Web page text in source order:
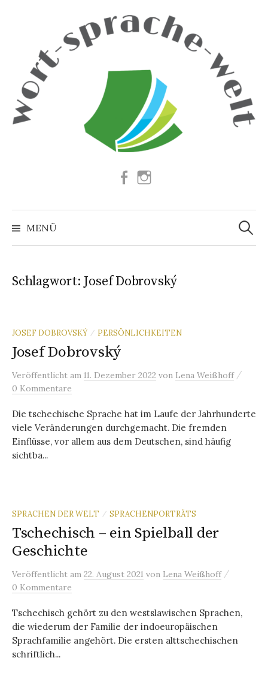
Facebook
MENÜ
Suchen
nach:
Schlagwort: Josef Dobrovský
JOSEF DOBROVSKÝ / PERSÖNLICHKEITEN
Josef Dobrovský
Veröffentlicht am 11. Dezember 2022 von Lena Weißhoff /
0 Kommentare
Die tschechische Sprache hat im Laufe der Jahrhunderte
viele Veränderungen durchgemacht. Die fremden
Einflüsse, vor allem aus dem Deutschen, sind häufig
sichtba...
SPRACHEN DER WELT / SPRACHENPORTRÄTS
Tschechisch – ein Spielball der
Geschichte
Veröffentlicht am 22. August 2021 von Lena Weißhoff /
0 Kommentare
Tschechisch gehört zu den westslawischen Sprachen,
die wiederum der Familie der indoeuropäischen
Sprachfamilie angehört. Die ersten alttschechischen
schriftlich...